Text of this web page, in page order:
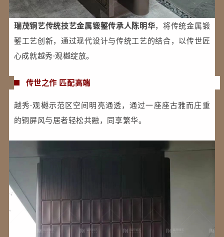
瑞茂铜艺传统技艺金属锻錾传承人陈明华，将传统金属锻
錾工艺创新，通过现代设计与传统工艺的结合，以传世匠
心成就越秀·观樾绽放。
传世之作 匹配高端
越秀·观樾示范区空间明亮通透，通过一座座古雅而庄重
的铜屏风与居者轻松共融，同享繁华。